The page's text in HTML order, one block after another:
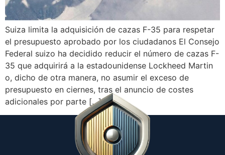
Suiza limita la adquisición de cazas F-35 para respetar
el presupuesto aprobado por los ciudadanos El Consejo
Federal suizo ha decidido reducir el número de cazas F-
35 que adquirirá a la estadounidense Lockheed Martin
o, dicho de otra manera, no asumir el exceso de
presupuesto en ciernes, tras el anuncio de costes
adicionales por parte […]